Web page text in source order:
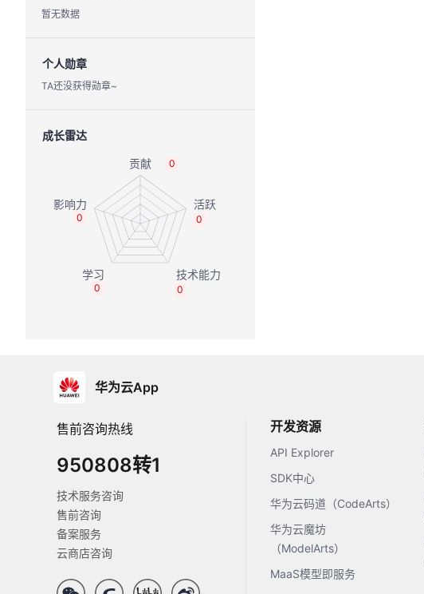
暂无数据
个人勋章
TA还没获得勋章~
成长雷达
0
0
0
0
0
华为云App
售前咨询热线
950808转1
技术服务咨询
售前咨询
备案服务
云商店咨询
开发资源
API Explorer
SDK中心
华为云码道（CodeArts）
华为云魔坊
（ModelArts）
MaaS模型即服务